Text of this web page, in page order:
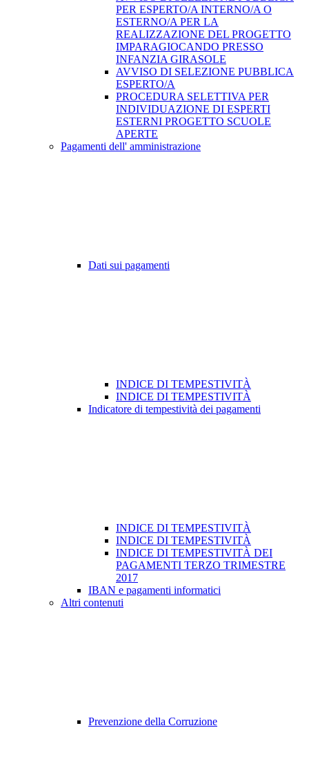
PER ESPERTO/A INTERNO/A O
ESTERNO/A PER LA
REALIZZAZIONE DEL PROGETTO
IMPARAGIOCANDO PRESSO
INFANZIA GIRASOLE
AVVISO DI SELEZIONE PUBBLICA
ESPERTO/A
PROCEDURA SELETTIVA PER
INDIVIDUAZIONE DI ESPERTI
ESTERNI PROGETTO SCUOLE
APERTE
Pagamenti dell' amministrazione
Dati sui pagamenti
INDICE DI TEMPESTIVITÀ
INDICE DI TEMPESTIVITÀ
Indicatore di tempestività dei pagamenti
INDICE DI TEMPESTIVITÀ
INDICE DI TEMPESTIVITÀ
INDICE DI TEMPESTIVITÀ DEI
PAGAMENTI TERZO TRIMESTRE
2017
IBAN e pagamenti informatici
Altri contenuti
Prevenzione della Corruzione